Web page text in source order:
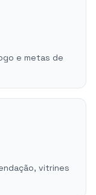
e metas de
vitrines